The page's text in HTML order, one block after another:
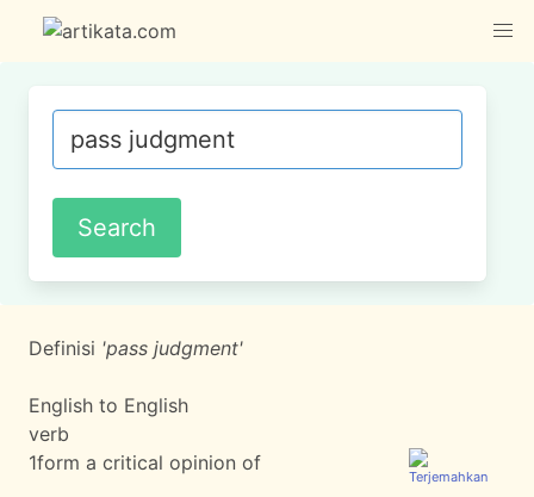
Definisi 'pass judgment'
English to English
verb
1form a critical opinion of